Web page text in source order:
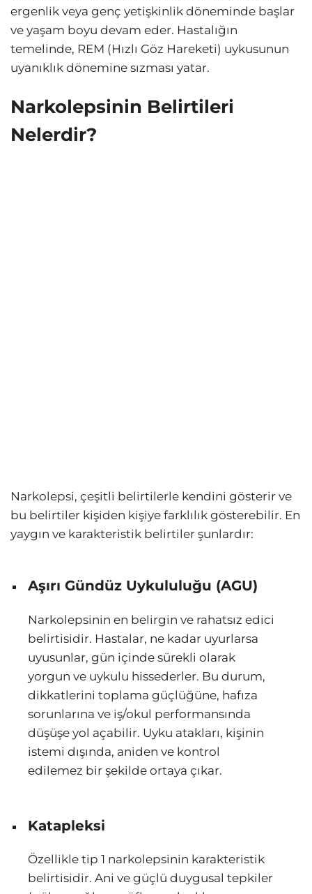
ergenlik veya genç yetişkinlik döneminde başlar
ve yaşam boyu devam eder. Hastalığın
temelinde, REM (Hızlı Göz Hareketi) uykusunun
uyanıklık dönemine sızması yatar.
Narkolepsinin Belirtileri
Nelerdir?
Narkolepsi, çeşitli belirtilerle kendini gösterir ve
bu belirtiler kişiden kişiye farklılık gösterebilir. En
yaygın ve karakteristik belirtiler şunlardır:
Aşırı Gündüz Uykululuğu (AGU)
Narkolepsinin en belirgin ve rahatsız edici
belirtisidir. Hastalar, ne kadar uyurlarsa
uyusunlar, gün içinde sürekli olarak
yorgun ve uykulu hissederler. Bu durum,
dikkatlerini toplama güçlüğüne, hafıza
sorunlarına ve iş/okul performansında
düşüşe yol açabilir. Uyku atakları, kişinin
istemi dışında, aniden ve kontrol
edilemez bir şekilde ortaya çıkar.
Katapleksi
Özellikle tip 1 narkolepsinin karakteristik
belirtisidir. Ani ve güçlü duygusal tepkiler